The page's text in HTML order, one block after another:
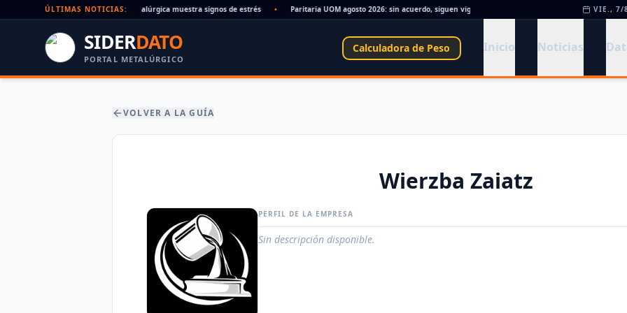
ÚLTIMAS NOTICIAS:
en alza: la cadena de pagos metalúrgica muestra signos de estrés Paritaria UOM agosto 2026: sin acuerdo, siguen vigentes los valores de abril Día de la
VIE., 7/
SIDERDATO
PORTAL METALÚRGICO
Calculadora de Peso Inicio Noticias
VOLVER A LA GUÍA
Wierzba Zaiatz
PERFIL DE LA EMPRESA
Sin descripción disponible.